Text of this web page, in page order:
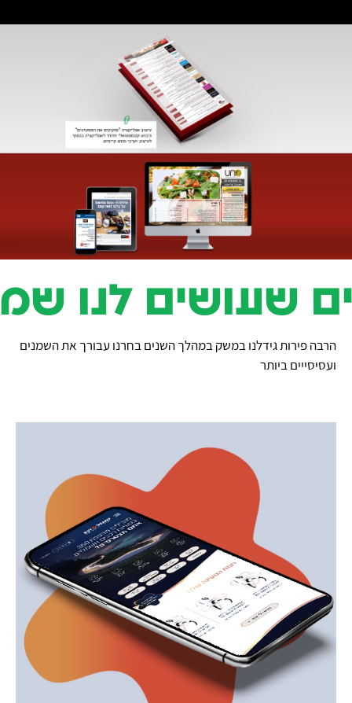
לנו
אימייל!
studio@meshek8.co.il
עקוב
שעושים לנו שמח
הרבה פירות גידלנו במשק במהלך השנים בחרנו עבורך את השמנים
ועסיסייים ביותר